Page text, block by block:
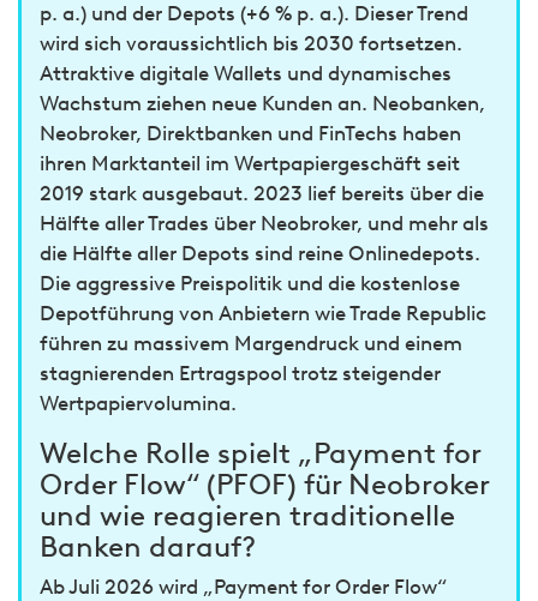
p. a.) und der Depots (+6 % p. a.). Dieser Trend
wird sich voraussichtlich bis 2030 fortsetzen.
Attraktive digitale Wallets und dynamisches
Wachstum ziehen neue Kunden an. Neobanken,
Neobroker, Direktbanken und FinTechs haben
ihren Marktanteil im Wertpapiergeschäft seit
2019 stark ausgebaut. 2023 lief bereits über die
Hälfte aller Trades über Neobroker, und mehr als
die Hälfte aller Depots sind reine Onlinedepots.
Die aggressive Preispolitik und die kostenlose
Depotführung von Anbietern wie Trade Republic
führen zu massivem Margendruck und einem
stagnierenden Ertragspool trotz steigender
Wertpapiervolumina.
Welche Rolle spielt „Payment for
Order Flow“ (PFOF) für Neobroker
und wie reagieren traditionelle
Banken darauf?
Ab Juli 2026 wird „Payment for Order Flow“